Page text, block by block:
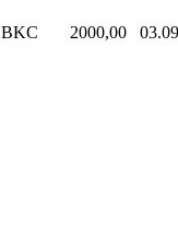
BKC 2000,00